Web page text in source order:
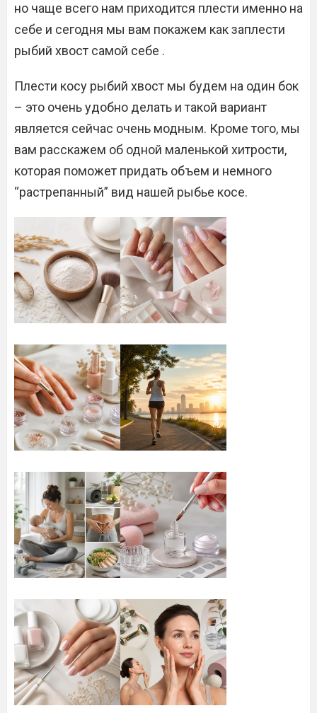
но чаще всего нам приходится плести именно на
себе и сегодня мы вам покажем как заплести
рыбий хвост самой себе .
Плести косу рыбий хвост мы будем на один бок
– это очень удобно делать и такой вариант
является сейчас очень модным. Кроме того, мы
вам расскажем об одной маленькой хитрости,
которая поможет придать объем и немного
“растрепанный” вид нашей рыбье косе.